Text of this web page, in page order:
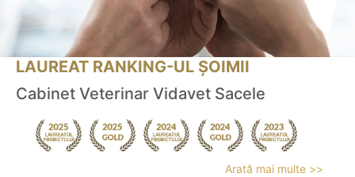
LAUREAT RANKING-UL ȘOIMII
Cabinet Veterinar Vidavet Sacele
Arată mai multe >>